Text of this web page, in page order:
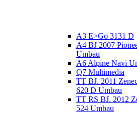
A3 E>Go 3131 D
A4 BJ 2007
Umbau
A6 Alpine Navi
Q7 Multimedia
TT BJ. 2011
620 D Umbau
TT RS BJ. 2012
524 Umbau